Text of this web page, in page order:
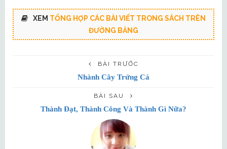
XEM TỔNG HỢP CÁC BÀI VIẾT TRONG SÁCH TRÊN
ĐƯỜNG BĂNG
BÀI TRƯỚC
Nhành Cây Trứng Cá
BÀI SAU
Thành Đạt, Thành Công Và Thành Gì Nữa?